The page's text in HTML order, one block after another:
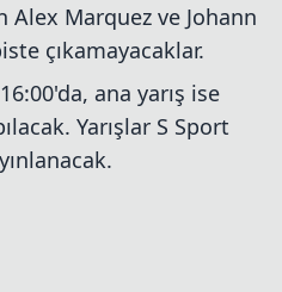
Alex Marquez ve Johann
çıkamayacaklar.
ana yarış ise
Yarışlar S Sport